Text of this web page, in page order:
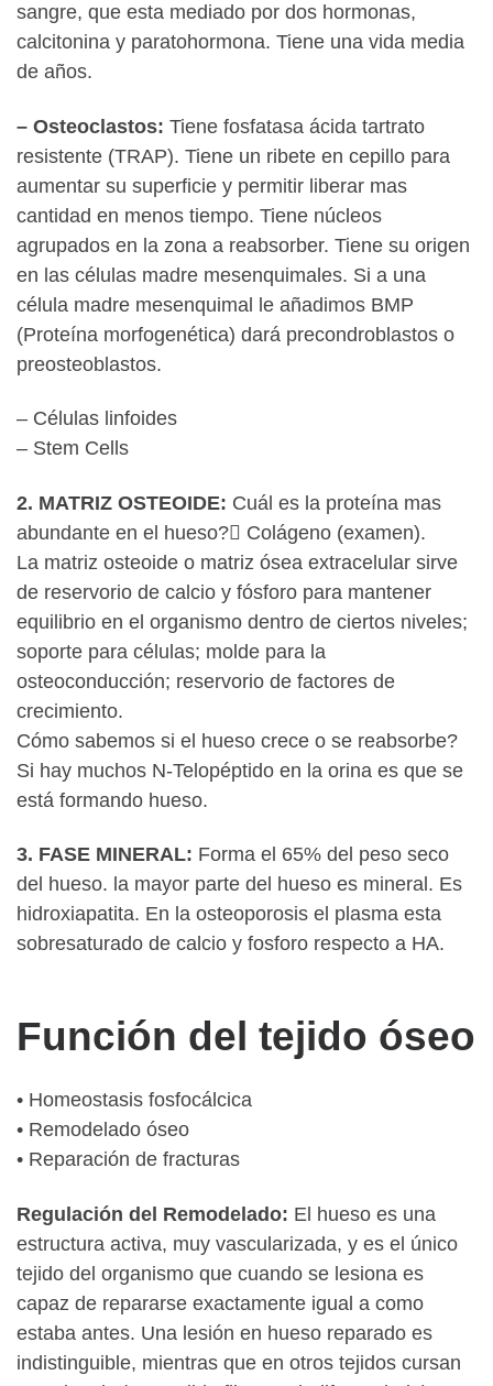
sangre, que esta mediado por dos hormonas,
calcitonina y paratohormona. Tiene una vida media
de años.
– Osteoclastos: Tiene fosfatasa ácida tartrato
resistente (TRAP). Tiene un ribete en cepillo para
aumentar su superficie y permitir liberar mas
cantidad en menos tiempo. Tiene núcleos
agrupados en la zona a reabsorber. Tiene su origen
en las células madre mesenquimales. Si a una
célula madre mesenquimal le añadimos BMP
(Proteína morfogenética) dará precondroblastos o
preosteoblastos.
– Células linfoides
– Stem Cells
2. MATRIZ OSTEOIDE: Cuál es la proteína mas
abundante en el hueso? Colágeno (examen).
La matriz osteoide o matriz ósea extracelular sirve
de reservorio de calcio y fósforo para mantener
equilibrio en el organismo dentro de ciertos niveles;
soporte para células; molde para la
osteoconducción; reservorio de factores de
crecimiento.
Cómo sabemos si el hueso crece o se reabsorbe?
Si hay muchos N-Telopéptido en la orina es que se
está formando hueso.
3. FASE MINERAL: Forma el 65% del peso seco
del hueso. la mayor parte del hueso es mineral. Es
hidroxiapatita. En la osteoporosis el plasma esta
sobresaturado de calcio y fosforo respecto a HA.
Función del tejido óseo
• Homeostasis fosfocálcica
• Remodelado óseo
• Reparación de fracturas
Regulación del Remodelado: El hueso es una
estructura activa, muy vascularizada, y es el único
tejido del organismo que cuando se lesiona es
capaz de repararse exactamente igual a como
estaba antes. Una lesión en hueso reparado es
indistinguible, mientras que en otros tejidos cursan